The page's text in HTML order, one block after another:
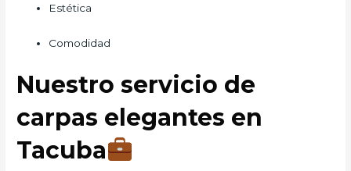
Estética
Comodidad
Nuestro servicio de
carpas elegantes en
Tacuba